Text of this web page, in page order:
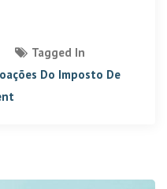
Tagged In
Do Imposto De